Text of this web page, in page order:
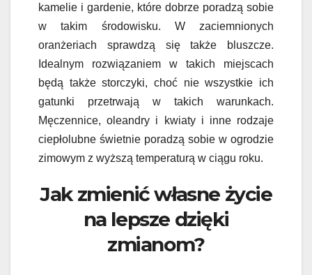
kamelie i gardenie, które dobrze poradzą sobie
w takim środowisku. W zaciemnionych
oranżeriach sprawdzą się także bluszcze.
Idealnym rozwiązaniem w takich miejscach
będą także storczyki, choć nie wszystkie ich
gatunki przetrwają w takich warunkach.
Męczennice, oleandry i kwiaty i inne rodzaje
ciepłolubne świetnie poradzą sobie w ogrodzie
zimowym z wyższą temperaturą w ciągu roku.
Jak zmienić własne życie
na lepsze dzięki
zmianom?